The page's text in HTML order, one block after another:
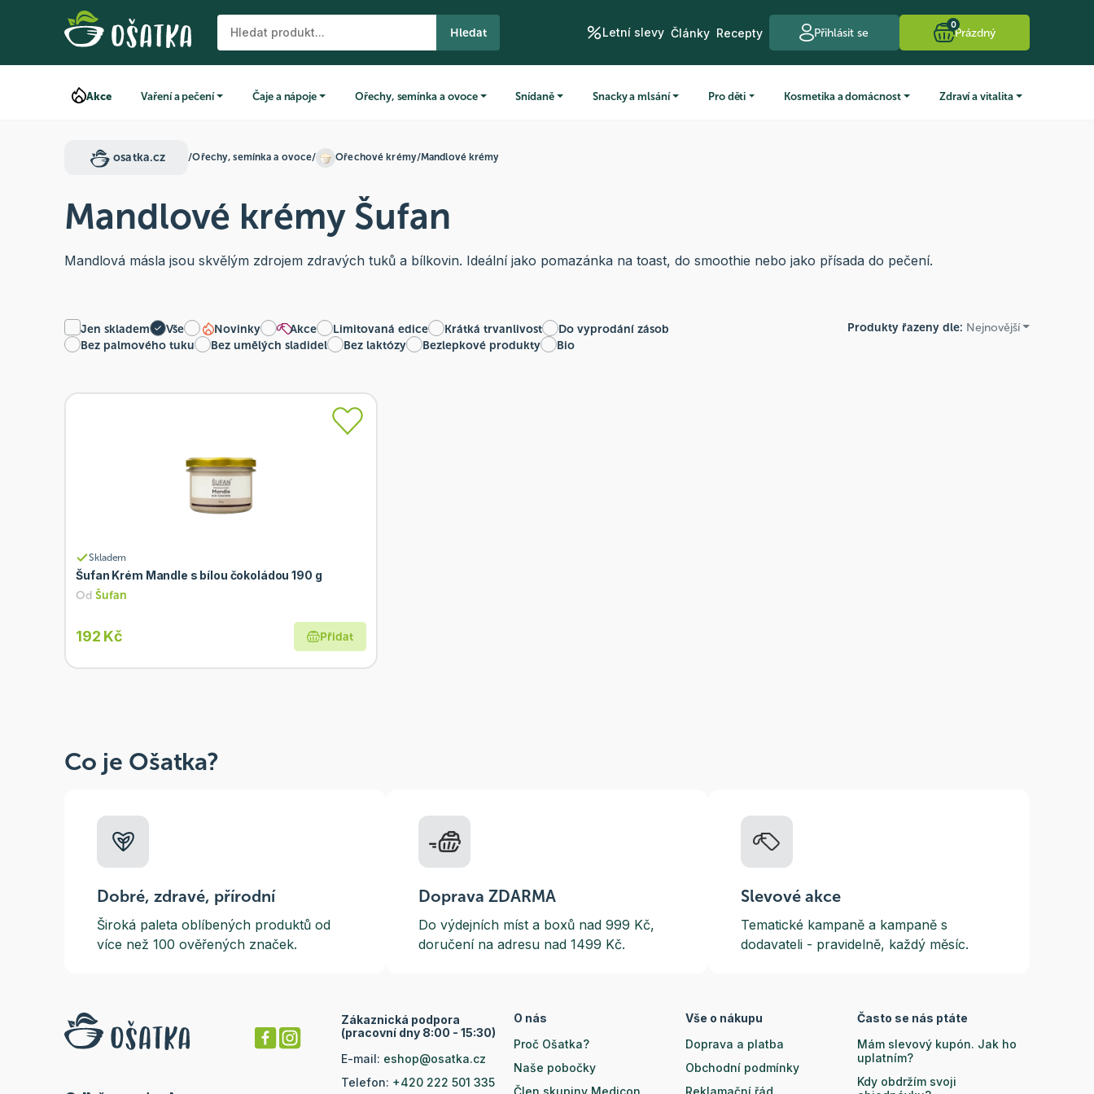
Hledat Letní slevy Články Recepty Přihlásit se
0
Prázdný
Akce Vaření a pečení Čaje a nápoje Ořechy, semínka a ovoce Snídaně Snacky a mlsání Pro děti Kosmetika a domácnost Zdraví a vitalita
osatka.cz /Ořechy, semínka a ovoce/ Ořechové krémy/Mandlové krémy
Mandlové krémy Šufan
Mandlová másla jsou skvělým zdrojem zdravých tuků a bílkovin. Ideální jako pomazánka na toast, do smoothie nebo jako přísada do pečení.
Jen skladem Vše Novinky Akce Limitovaná edice Krátká trvanlivost
Do vyprodání zásob
Bez palmového tuku
Bez umělých sladidel Bez laktózy Bezlepkové produkty Bio
Produkty řazeny dle: Nejnovější
Skladem
Šufan Krém Mandle s bílou čokoládou 190 g
OdŠufan
192 Kč Přidat
Co je Ošatka?
Dobré, zdravé, přírodní
Široká paleta oblíbených produktů od
více než 100 ověřených značek.
Doprava ZDARMA
Do výdejních míst a boxů nad 999 Kč,
doručení na adresu nad 1499 Kč.
Slevové akce
Tematické kampaně a kampaně s
dodavateli - pravidelně, každý měsíc.
Zákaznická podpora
(pracovní dny 8:00 - 15:30)
E-mail: eshop@osatka.cz
Telefon: +420 222 501 335
O nás
Proč Ošatka?
Naše pobočky
Člen skupiny Medicon
Vše o nákupu
Doprava a platba
Obchodní podmínky
Reklamační řád
Často se nás ptáte
Mám slevový kupón. Jak ho
uplatním?
Kdy obdržím svoji